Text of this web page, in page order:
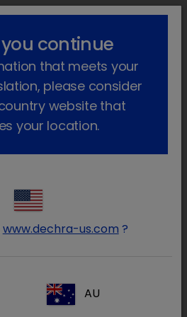
lock_outline search menu
Só com receita veterinária
continue
that meets your
please consider
website that
your location.
www.dechra-us.com ?
AU